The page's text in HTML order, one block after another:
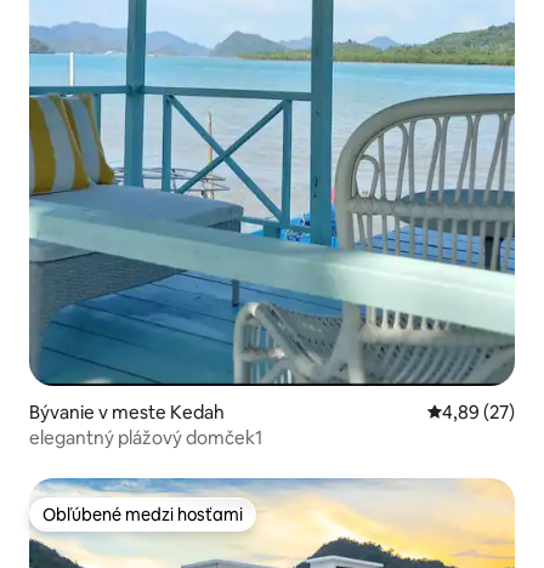
Bývanie v meste Kedah Priemerné
4,89 (27)
elegantný plážový domček1
Obľúbené medzi hosťami
Obľúbené medzi hosťami